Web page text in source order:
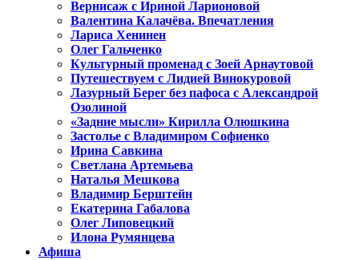
Вернисаж с Ириной Ларионовой
Валентина Калачёва. Впечатления
Лариса Хенинен
Олег Гальченко
Культурный променад с Зоей Арнаутовой
Путешествуем с Лидией Винокуровой
Лазурный Берег без пафоса с Александрой
Озолиной
«Задние мысли» Кирилла Олюшкина
Застолье с Владимиром Софиенко
Ирина Савкина
Светлана Артемьева
Наталья Мешкова
Владимир Берштейн
Екатерина Габалова
Олег Липовецкий
Илона Румянцева
Афиша